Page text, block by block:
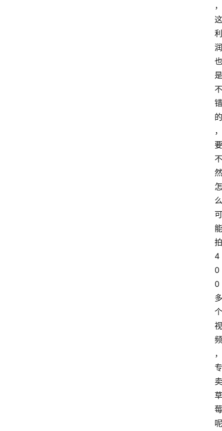
，
这
利
润
也
是
不
错
的
，
要
不
然
怎
么
可
能
拍
4
0
0
多
个
视
频
，
专
卖
草
莓
呢